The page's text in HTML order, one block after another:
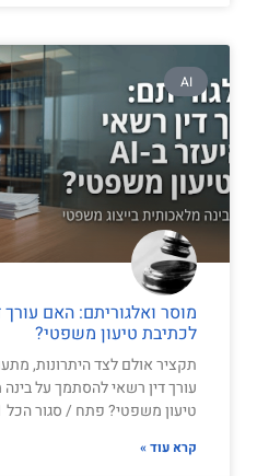
AI
לכתיבת טיעון משפטי?
תקציר אולם לצד היתרונות,
עורך דין רשאי להסתמך על
טיעון משפטי? פתח / סגור הכל 1 האם
קרא עוד »